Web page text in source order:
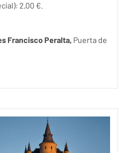
2,00 €.
Francisco Peralta, Puerta de